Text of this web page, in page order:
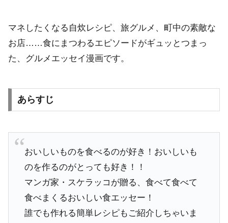
マネしたくなる自炊レシピ、旅グルメ、町中の素敵な
お店……食にまつわるエピソードがギュッとつまっ
た、グルメエッセイ漫画です。
あらすじ
おいしいものを食べるのが好き！おいしいも
のを作るのがとっても好き！！
マンガ家・スケラッコが贈る、食べて食べて
食べまくるおいしい食エッセー！
誰でも作れる簡単レシピもご紹介しちゃいま